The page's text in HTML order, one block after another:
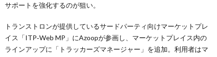
サポートを強化するのが狙い。
トランストロンが提供しているサードパーティ向けマーケットプレ
イス「ITP‐Web MP」にAzoopが参画し、マーケットプレイス内の
ラインアップに「トラッカーズマネージャー」を追加。利用者はマ